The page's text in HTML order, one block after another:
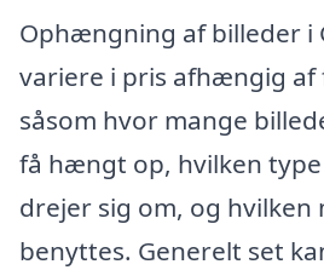
Ophængning af billeder i
variere i pris afhængig af
såsom hvor mange
få hængt op, hvilken
drejer sig om, og hvilken
benyttes. Generelt set